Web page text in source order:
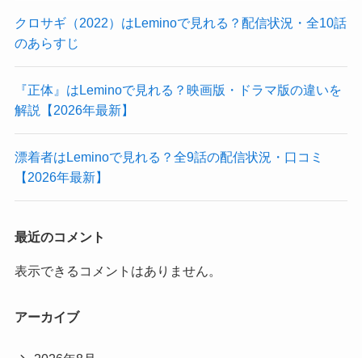
クロサギ（2022）はLeminoで見れる？配信状況・全10話
のあらすじ
『正体』はLeminoで見れる？映画版・ドラマ版の違いを
解説【2026年最新】
漂着者はLeminoで見れる？全9話の配信状況・口コミ
【2026年最新】
最近のコメント
表示できるコメントはありません。
アーカイブ